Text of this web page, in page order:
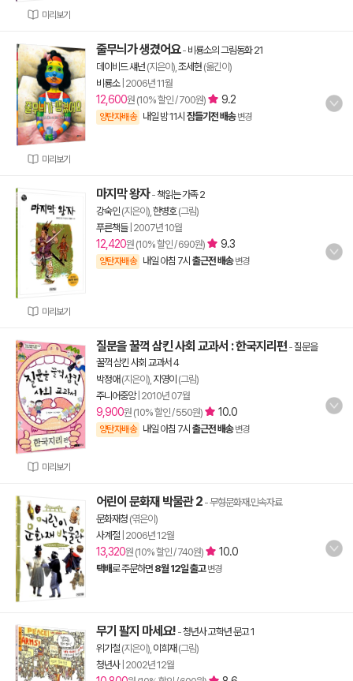
미리보기
미리보기
줄무늬가 생겼어요- 비룡소의 그림동화 21
데이비드 섀넌 (지은이), 조세현 (옮긴이)
비룡소| 2006년 11월
12,600원 (10% 할인 / 700원) 9.2
양탄자배송 내일 밤 11시 잠들기전 배송 변경
미리보기
마지막 왕자- 책읽는 가족 2
강숙인 (지은이), 한병호(그림)
푸른책들| 2007년 10월
12,420원 (10% 할인 / 690원) 9.3
양탄자배송 내일 아침 7시 출근전 배송 변경
미리보기
질문을 꿀꺽 삼킨 사회 교과서 : 한국지리편 -질문을
꿀꺽 삼킨 사회 교과서 4
박정애 (지은이), 지영이 (그림)
주니어중앙| 2010년 07월
9,900원 (10% 할인 / 550원) 10.0
양탄자배송 내일 아침 7시 출근전 배송 변경
어린이 문화재 박물관 2 - 무형문화재.민속자료
문화재청 (엮은이)
사계절 2006년 12월
13,320원 (10% 할인 / 740원) 10.0
택배로 주문하면 8월 12일 출고 변경
무기 팔지 마세요! -청년사 고학년 문고 1
위기철 (지은이), 이희재 (그림)
청년사| 2002년 12월